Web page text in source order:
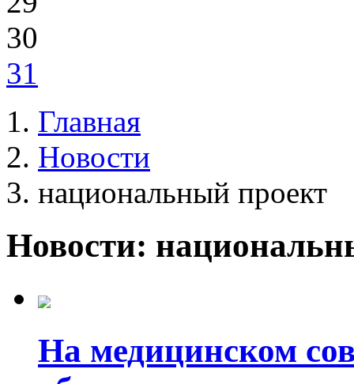
30
31
Главная
Новости
национальный проект
Новости:
На медицинском